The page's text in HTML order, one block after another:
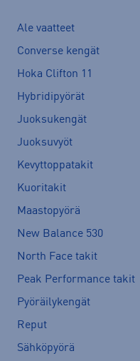
Ale vaatteet
Converse kengät
Hoka Clifton 11
Hybridipyörät
Juoksukengät
Juoksuvyöt
Kevyttoppatakit
Kuoritakit
Maastopyörä
New Balance 530
North Face takit
Peak Performance takit
Pyöräilykengät
Reput
Sähköpyörä